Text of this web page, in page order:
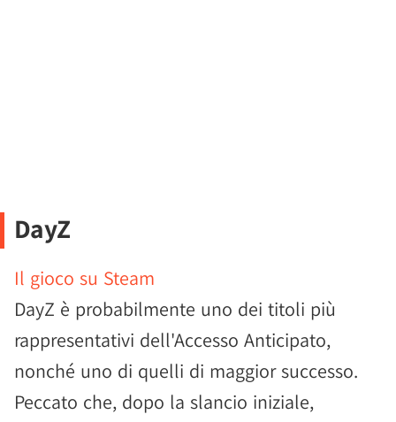
DayZ
Il gioco su Steam
DayZ è probabilmente uno dei titoli più
rappresentativi dell'Accesso Anticipato,
nonché uno di quelli di maggior successo.
Peccato che, dopo la slancio iniziale,